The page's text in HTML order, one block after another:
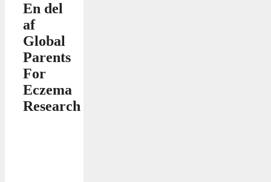
En del
af
Global
Parents
For
Eczema
Research